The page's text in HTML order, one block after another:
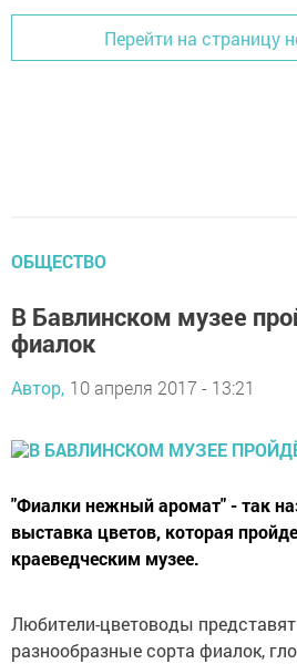
Перейти на страницу
ОБЩЕСТВО
В Бавлинском музее
фиалок
Автор, 10 апреля 2017 - 13:21
"Фиалки нежный аромат" - так
выставка цветов, которая
краеведческим музее.
Любители-цветоводы
разнообразные сорта фиалок,